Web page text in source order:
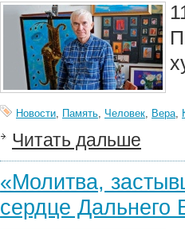
Новости, Память, Человек, Вера,
Читать дальше
«Молитва,
сердце Дальнего